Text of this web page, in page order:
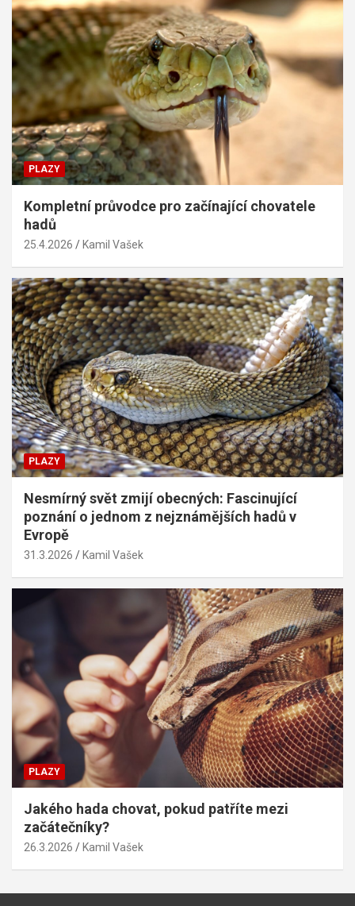
PLAZY
Kompletní průvodce pro začínající chovatele
hadů
25.4.2026 Kamil Vašek
PLAZY
Nesmírný svět zmijí obecných: Fascinující
poznání o jednom z nejznámějších hadů v
Evropě
31.3.2026 Kamil Vašek
PLAZY
Jakého hada chovat, pokud patříte mezi
začátečníky?
26.3.2026 Kamil Vašek